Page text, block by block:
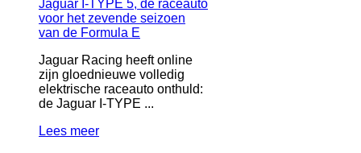
Jaguar Racing heeft online
zijn gloednieuwe volledig
elektrische raceauto onthuld:
de Jaguar I-TYPE ...
Lees meer